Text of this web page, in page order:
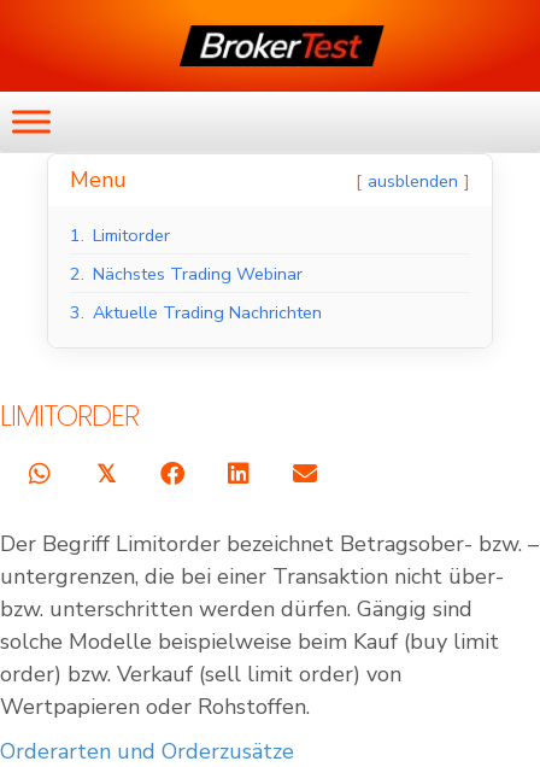
Menu ausblenden
1. Limitorder
2. Nächstes Trading Webinar
3. Aktuelle Trading Nachrichten
LIMITORDER
𝕏
Der Begriff Limitorder bezeichnet Betragsober- bzw. –
untergrenzen, die bei einer Transaktion nicht über-
bzw. unterschritten werden dürfen. Gängig sind
solche Modelle beispielweise beim Kauf (buy limit
order) bzw. Verkauf (sell limit order) von
Wertpapieren oder Rohstoffen.
Orderarten und Orderzusätze